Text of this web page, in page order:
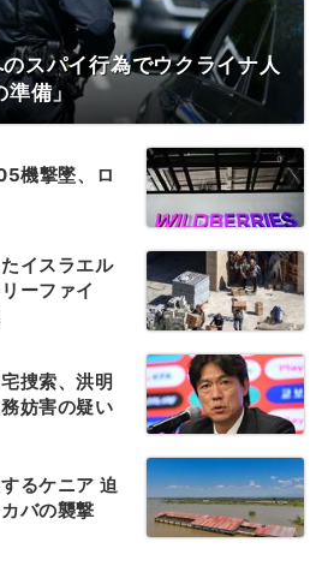
スパイ行為でウクライナ人
準備」
機撃墜、ロ
イスラエル
ーファイ
捜索、洪明
妨害の疑い
るケニア 迫
バの襲撃